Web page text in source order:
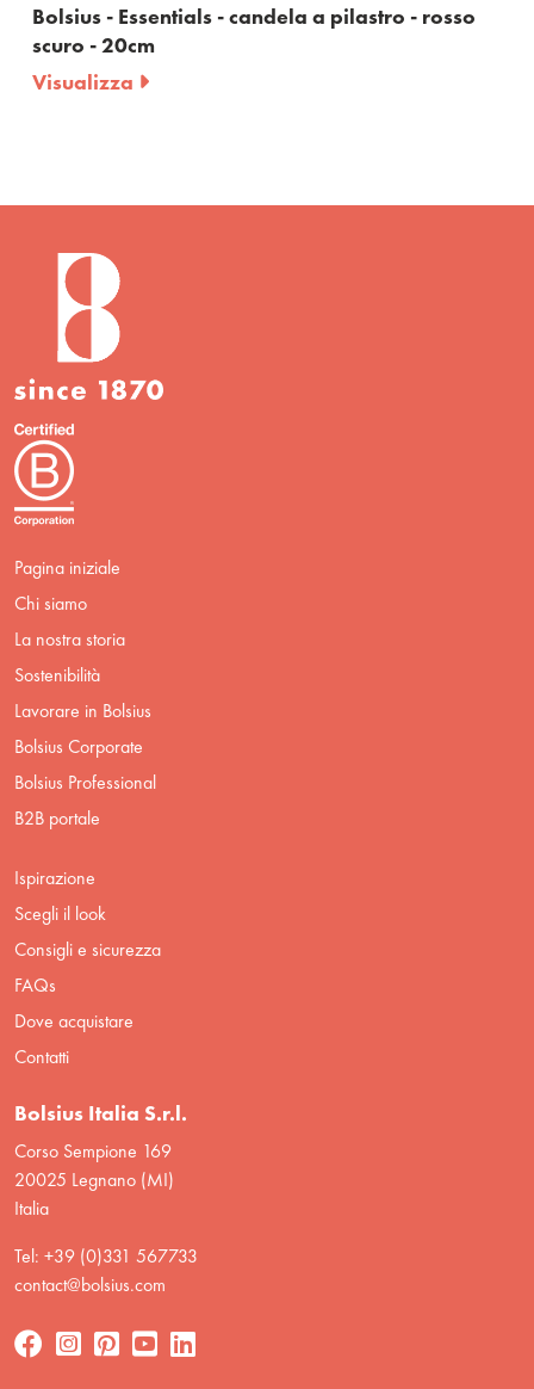
Bolsius - Essentials - candela a pilastro - rosso
scuro - 20cm
Visualizza
Pagina iniziale
Chi siamo
La nostra storia
Sostenibilità
Lavorare in Bolsius
Bolsius Corporate
Bolsius Professional
B2B portale
Ispirazione
Scegli il look
Consigli e sicurezza
FAQs
Dove acquistare
Contatti
Bolsius Italia S.r.l.
Corso Sempione 169
20025 Legnano (MI)
Italia
Tel: +39 (0)331 567733
contact@bolsius.com